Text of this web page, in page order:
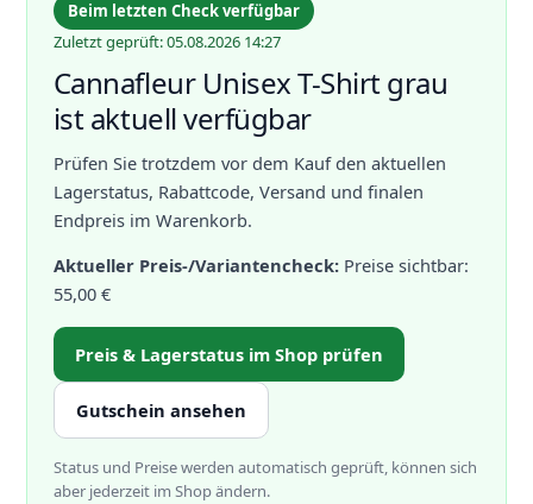
Beim letzten Check verfügbar
Zuletzt geprüft: 05.08.2026 14:27
Cannafleur Unisex T-Shirt grau
ist aktuell verfügbar
Prüfen Sie trotzdem vor dem Kauf den aktuellen
Lagerstatus, Rabattcode, Versand und finalen
Endpreis im Warenkorb.
Aktueller Preis-/Variantencheck:Preise sichtbar:
55,00 €
Preis & Lagerstatus im Shop prüfen
Gutschein ansehen
Status und Preise werden automatisch geprüft, können sich
aber jederzeit im Shop ändern.